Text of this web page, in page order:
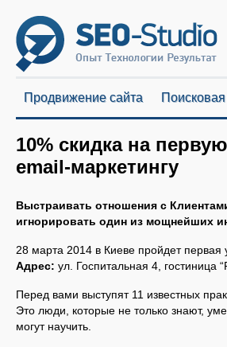
Продвижение сайта
10% скидка на
email-маркетингу
Выстраивать отношения с
игнорировать один из мощнейших
28 марта 2014 в Киеве пройдет первая
Адрес: ул. Госпитальная 4, гостиница
Перед вами выступят 11 известных
Это люди, которые не только знают,
могут научить.